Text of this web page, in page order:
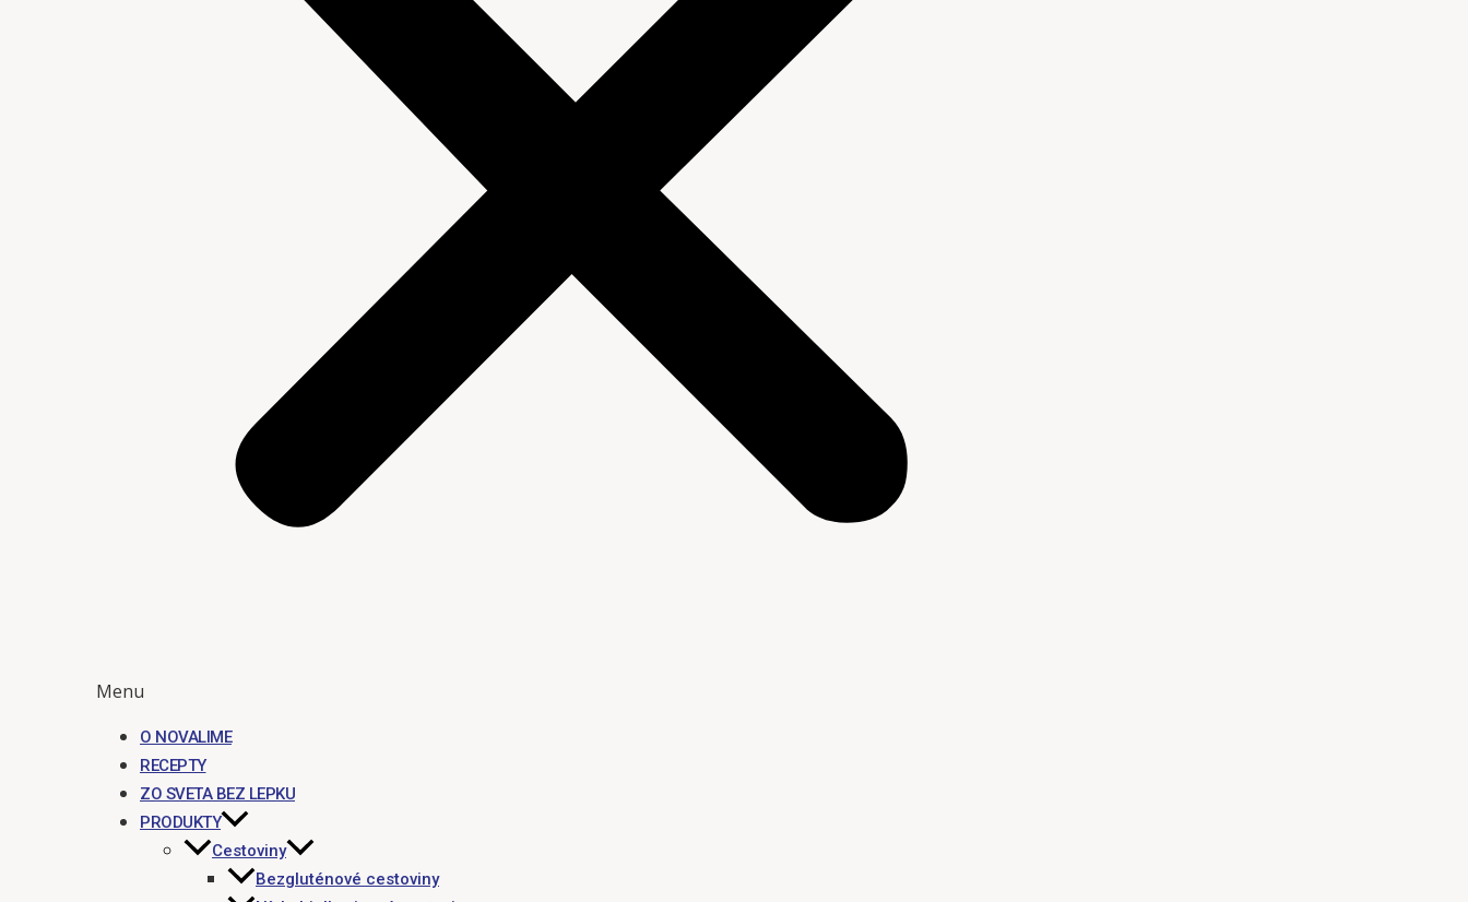
Menu
O NOVALIME
RECEPTY
ZO SVETA BEZ LEPKU
PRODUKTY
Cestoviny
Bezgluténové cestoviny